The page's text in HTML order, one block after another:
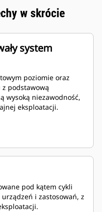
w skrócie
system
poziomie oraz
z podstawową
wysoką niezawodność,
eksploatacji.
pod kątem cykli
i zastosowań, z